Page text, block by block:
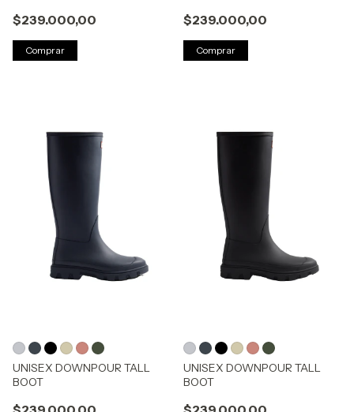
$239.000,00
Comprar
$239.000,00
Comprar
UNISEX DOWNPOUR TALL
BOOT
UNISEX DOWNPOUR TALL
BOOT